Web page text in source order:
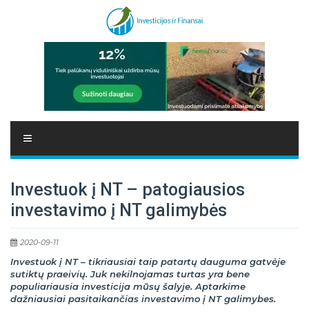
Investuok į NT – patogiausios
investavimo į NT galimybės
2020-09-11
Investuok į NT – tikriausiai taip patartų dauguma gatvėje
sutiktų praeivių. Juk nekilnojamas turtas yra bene
populiariausia investicija mūsų šalyje. Aptarkime
dažniausiai pasitaikančias investavimo į NT galimybes.